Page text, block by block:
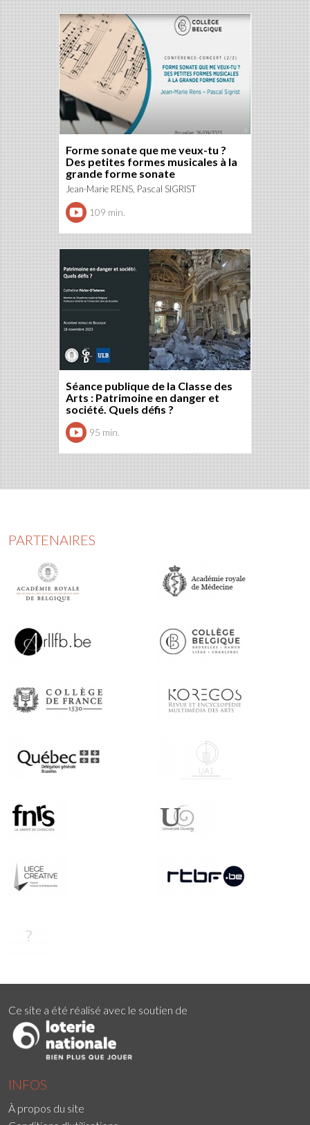
Forme sonate que me veux-tu ?
Des petites formes musicales à la
grande forme sonate
Jean-Marie RENS, Pascal SIGRIST
109 min.
Séance publique de la Classe des
Arts : Patrimoine en danger et
société. Quels défis ?
95 min.
PARTENAIRES
Ce site a été réalisé avec le soutien de
INFOS
À propos du site